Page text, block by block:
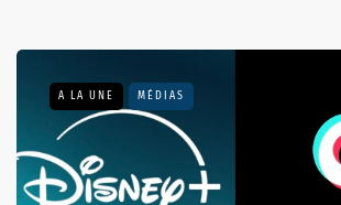
A LA UNE MÉDIAS